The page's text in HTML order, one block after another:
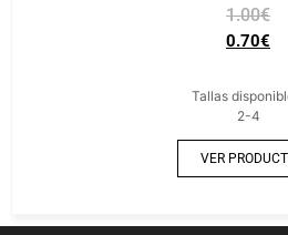
1.00€
0.70€
Tallas
2-4
VER